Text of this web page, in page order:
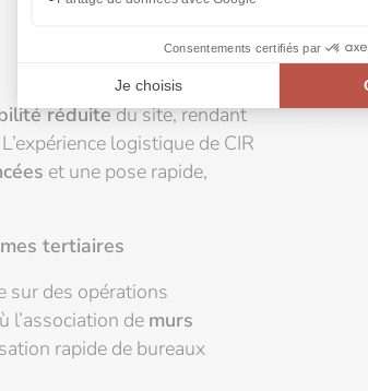
réduitedu site, rendant
L’expérience logistique de CIR
et une pose rapide,
tertiaires
sur des opérations
l’association de murs
rapide de bureaux